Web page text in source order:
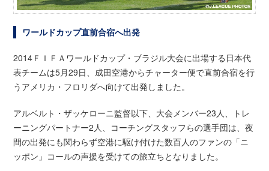
ワールドカップ直前合宿へ出発
2014ＦＩＦＡワールドカップ・ブラジル大会に出場する日本代
表チームは5月29日、成田空港からチャーター便で直前合宿を行
うアメリカ・フロリダへ向けて出発しました。
アルベルト・ザッケローニ監督以下、大会メンバー23人、トレ
ーニングパートナー2人、コーチングスタッフらの選手団は、夜
間の出発にも関わらず空港に駆け付けた数百人のファンの「ニ
ッポン」コールの声援を受けての旅立ちとなりました。